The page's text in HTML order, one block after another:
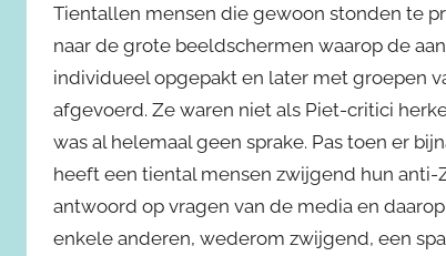
Tientallen mensen die gewoon stonden te
naar de grote beeldschermen waarop de
individueel opgepakt en later met groepen
afgevoerd. Ze waren niet als Piet-critici
was al helemaal geen sprake. Pas toen er
heeft een tiental mensen zwijgend hun
antwoord op vragen van de media en
enkele anderen, wederom zwijgend, een